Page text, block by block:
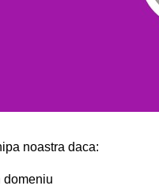
noastra daca:
domeniu